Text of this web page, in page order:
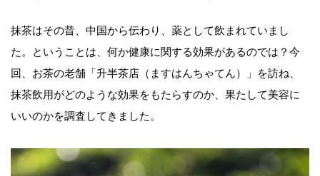
抹茶はその昔、中国から伝わり、薬として飲まれていまし
た。ということは、何か健康に関する効果があるのでは？今
回、お茶の老舗「升半茶店（ますはんちゃてん）」を訪ね、
抹茶飲用がどのような効果をもたらすのか、果たして美容に
いいのかを調査してきました。